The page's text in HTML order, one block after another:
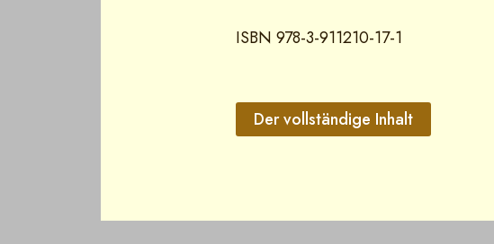
ISBN 978-3-911210-17-1
Der vollständige Inhalt